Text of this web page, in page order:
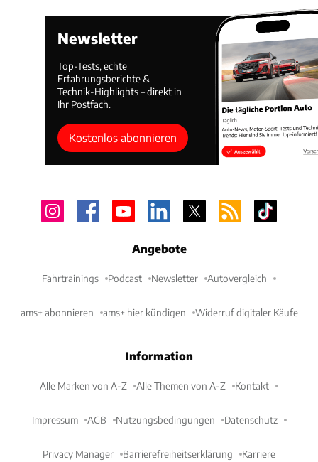
Newsletter
Top-Tests, echte
Erfahrungsberichte &
Technik-Highlights – direkt in
Ihr Postfach.
Kostenlos abonnieren
Angebote
Fahrtrainings Podcast Newsletter Autovergleich
ams+ abonnieren ams+ hier kündigen Widerruf digitaler Käufe
Information
Alle Marken von A-Z Alle Themen von A-Z Kontakt
Impressum AGB Nutzungsbedingungen Datenschutz
Privacy Manager Barrierefreiheitserklärung Karriere